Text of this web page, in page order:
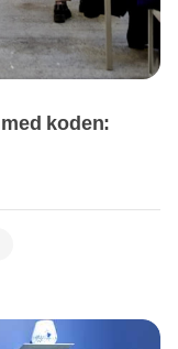
koden: